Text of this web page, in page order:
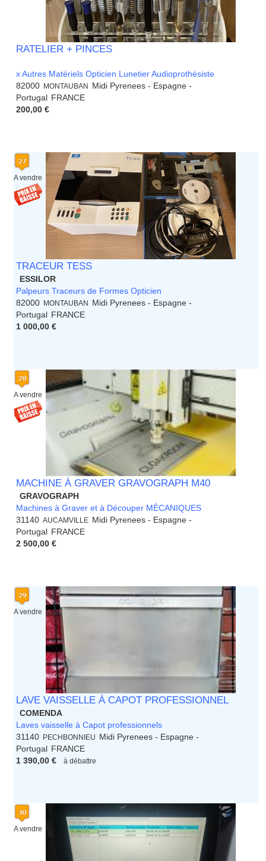
RATELIER + PINCES
x Autres Matériels Opticien Lunetier Audioprothésiste
82000 MONTAUBAN
Midi Pyrenees - Espagne -
Portugal FRANCE
200,00 €
A vendre
TRACEUR TESS
ESSILOR
Palpeurs Traceurs de Formes Opticien
82000 MONTAUBAN
Midi Pyrenees - Espagne -
Portugal FRANCE
1 000,00 €
A vendre
MACHINE À GRAVER GRAVOGRAPH M40
GRAVOGRAPH
Machines à Graver et à Découper MÉCANIQUES
31140 AUCAMVILLE Midi Pyrenees - Espagne -
Portugal FRANCE
2 500,00 €
A vendre
LAVE VAISSELLE À CAPOT PROFESSIONNEL
COMENDA
Laves vaisselle à Capot professionnels
31140 PECHBONNIEU
Midi Pyrenees - Espagne -
Portugal FRANCE
1 390,00 €
à débattre
A vendre